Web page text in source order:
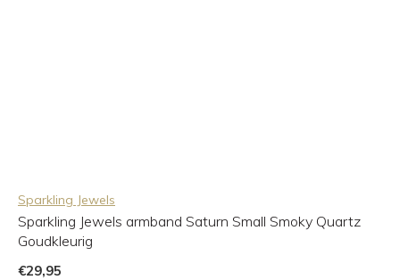
Sparkling Jewels
Sparkling Jewels armband Saturn Small Smoky Quartz
Goudkleurig
€29,95